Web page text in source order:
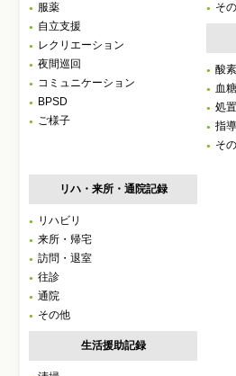
服薬
自立支援
レクリエーション
夜間巡回
コミュニケーション
BPSD
ご様子
そ
酸
血
処置
指
そ
リハ・来所・通院記録
リハビリ
来所・帰宅
訪問・退室
往診
通院
その他
生活援助記録